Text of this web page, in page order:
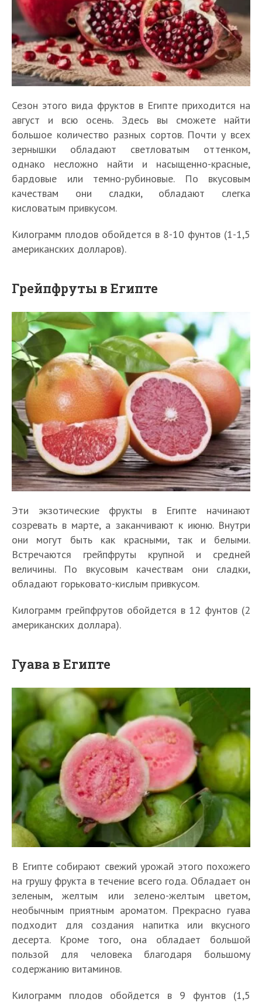
Сезон этого вида фруктов в Египте приходится на
август и всю осень. Здесь вы сможете найти
большое количество разных сортов. Почти у всех
зернышки обладают светловатым оттенком,
однако несложно найти и насыщенно-красные,
бардовые или темно-рубиновые. По вкусовым
качествам они сладки, обладают слегка
кисловатым привкусом.
Килограмм плодов обойдется в 8-10 фунтов (1-1,5
американских долларов).
Грейпфруты в Египте
Эти экзотические фрукты в Египте начинают
созревать в марте, а заканчивают к июню. Внутри
они могут быть как красными, так и белыми.
Встречаются грейпфруты крупной и средней
величины. По вкусовым качествам они сладки,
обладают горьковато-кислым привкусом.
Килограмм грейпфрутов обойдется в 12 фунтов (2
американских доллара).
Гуава в Египте
В Египте собирают свежий урожай этого похожего
на грушу фрукта в течение всего года. Обладает он
зеленым, желтым или зелено-желтым цветом,
необычным приятным ароматом. Прекрасно гуава
подходит для создания напитка или вкусного
десерта. Кроме того, она обладает большой
пользой для человека благодаря большому
содержанию витаминов.
Килограмм плодов обойдется в 9 фунтов (1,5